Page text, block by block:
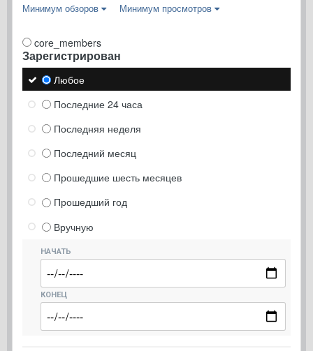
Минимум обзоров
Минимум просмотров
core_members
Зарегистрирован
Любое
Последние 24 часа
Последняя неделя
Последний месяц
Прошедшие шесть месяцев
Прошедший год
Вручную
НАЧАТЬ
КОНЕЦ